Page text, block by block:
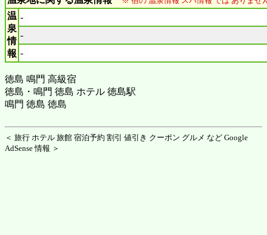
温
泉
情
報
-
-
-
徳島 鳴門 高級宿
徳島・鳴門 徳島 ホテル 徳島駅
鳴門 徳島 徳島
＜ 旅行 ホテル 旅館 宿泊予約 割引 値引き クーポン グルメ など Google
AdSense 情報 ＞